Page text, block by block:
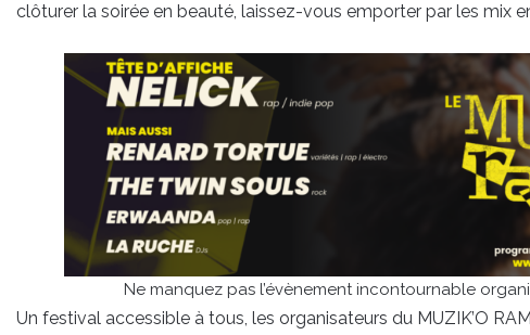
clôturer la soirée en beauté, laissez-vous emporter par les mix
Ne manquez pas l’évènement incontournable
Un festival accessible à tous, les organisateurs du MUZIK’O